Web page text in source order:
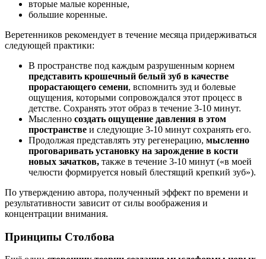
вторые малые коренные,
большие коренные.
Веретенников рекомендует в течение месяца придерживаться
следующей практики:
В пространстве под каждым разрушенным корнем
представить крошечный белый зуб в качестве
прорастающего семени, вспомнить зуд и болевые
ощущения, которыми сопровождался этот процесс в
детстве. Сохранять этот образ в течение 3-10 минут.
Мысленно создать ощущение давления в этом
пространстве и следующие 3-10 минут сохранять его.
Продолжая представлять эту регенерацию, мысленно
проговаривать установку на зарождение в кости
новых зачатков, также в течение 3-10 минут («в моей
челюсти формируется новый блестящий крепкий зуб»).
По утверждению автора, полученный эффект по времени и
результативности зависит от силы воображения и
концентрации внимания.
Принципы Столбова